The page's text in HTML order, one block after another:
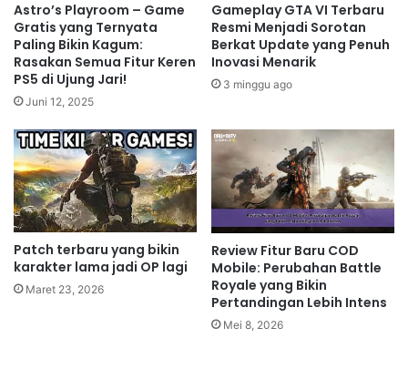
Astro’s Playroom – Game
Gratis yang Ternyata
Paling Bikin Kagum:
Rasakan Semua Fitur Keren
PS5 di Ujung Jari!
Juni 12, 2025
Gameplay GTA VI Terbaru
Resmi Menjadi Sorotan
Berkat Update yang Penuh
Inovasi Menarik
3 minggu ago
Patch terbaru yang bikin
karakter lama jadi OP lagi
Maret 23, 2026
Review Fitur Baru COD
Mobile: Perubahan Battle
Royale yang Bikin
Pertandingan Lebih Intens
Mei 8, 2026